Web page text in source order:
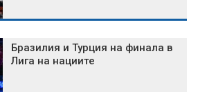
Бразилия и Турция на финала в
Лига на нациите